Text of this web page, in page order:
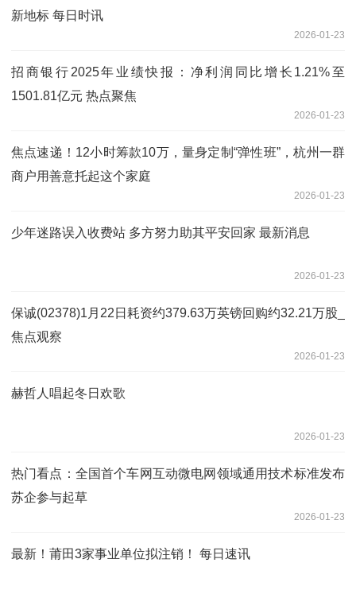
新地标 每日时讯
2026-01-23
招商银行2025年业绩快报：净利润同比增长1.21%至
1501.81亿元 热点聚焦
2026-01-23
焦点速递！12小时筹款10万，量身定制“弹性班”，杭州一群
商户用善意托起这个家庭
2026-01-23
少年迷路误入收费站 多方努力助其平安回家 最新消息
2026-01-23
保诚(02378)1月22日耗资约379.63万英镑回购约32.21万股_
焦点观察
2026-01-23
赫哲人唱起冬日欢歌
2026-01-23
热门看点：全国首个车网互动微电网领域通用技术标准发布
苏企参与起草
2026-01-23
最新！莆田3家事业单位拟注销！ 每日速讯